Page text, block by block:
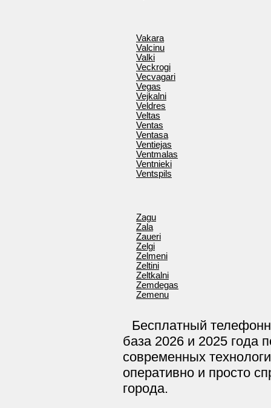
Vakara
Valcinu
Valki
Veckrogi
Vecvagari
Vegas
Vejkalni
Veldres
Veltas
Ventas
Ventasa
Ventiejas
Ventmalas
Ventnieki
Ventspils
Zagu
Zala
Zaueri
Zelgi
Zelmeni
Zeltini
Zeltkalni
Zemdegas
Zemenu
Бесплатный
база 2026 и 2025 года
современных
оперативно и просто
города.